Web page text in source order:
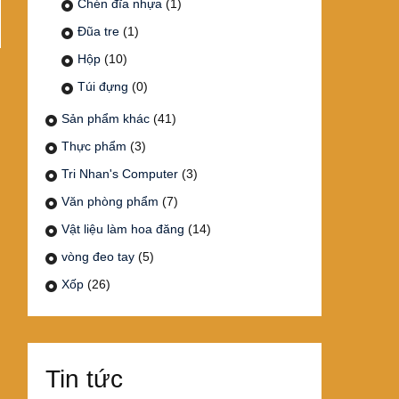
Chén đĩa nhựa (1)
Đũa tre (1)
Hộp (10)
Túi đựng (0)
Sản phẩm khác (41)
Thực phẩm (3)
Tri Nhan's Computer (3)
Văn phòng phẩm (7)
Vật liệu làm hoa đăng (14)
vòng đeo tay (5)
Xốp (26)
Tin tức